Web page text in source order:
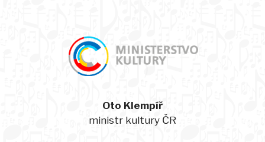
Oto Klempíř
ministr kultury ČR